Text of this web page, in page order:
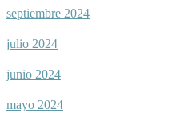
septiembre 2024
julio 2024
junio 2024
mayo 2024